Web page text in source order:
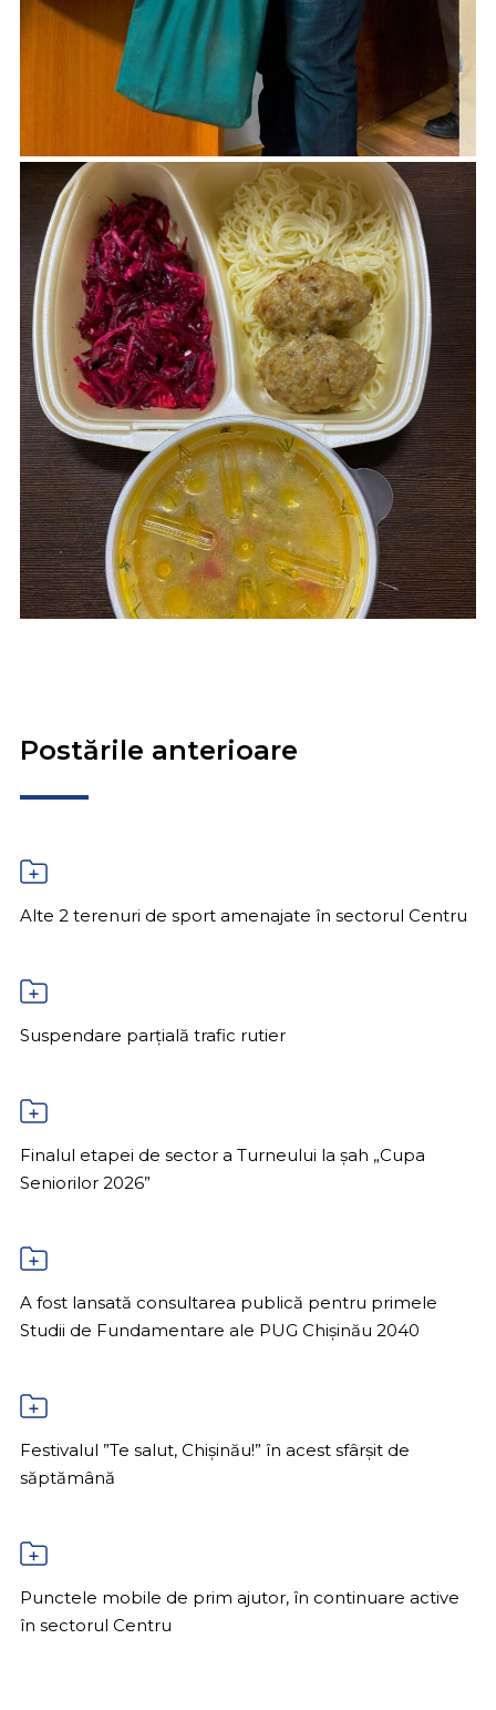
Postările anterioare
Alte 2 terenuri de sport amenajate în sectorul Centru
Suspendare parțială trafic rutier
Finalul etapei de sector a Turneului la șah „Cupa
Seniorilor 2026”
A fost lansată consultarea publică pentru primele
Studii de Fundamentare ale PUG Chișinău 2040
Festivalul ”Te salut, Chișinău!” în acest sfârșit de
săptămână
Punctele mobile de prim ajutor, în continuare active
în sectorul Centru